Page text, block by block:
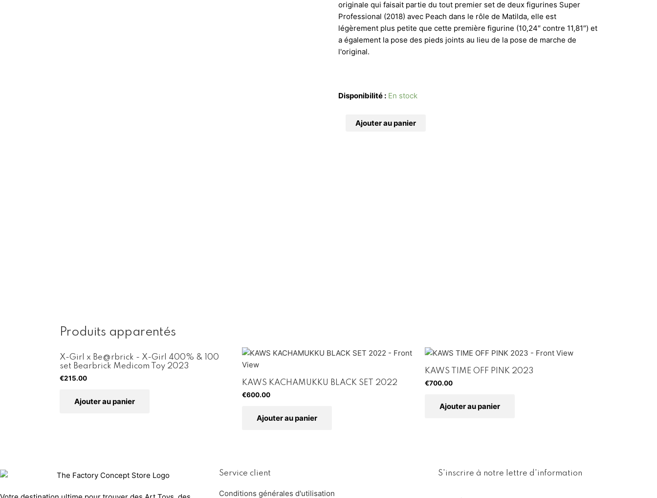
originale qui faisait partie du tout premier set de deux figurines Super
Professional (2018) avec Peach dans le rôle de Matilda, elle est
légèrement plus petite que cette première figurine (10,24″ contre 11,81″) et
a également la pose des pieds joints au lieu de la pose de marche de
l'original.
Disponibilité : En stock
Ajouter au panier
Produits apparentés
X-Girl x Be@rbrick - X-Girl 400% & 100
set Bearbrick Medicom Toy 2023
€215.00
Ajouter au panier
KAWS KACHAMUKKU BLACK SET 2022
€600.00
Ajouter au panier
KAWS TIME OFF PINK 2023
€700.00
Ajouter au panier
Service client
Conditions générales d'utilisation
S'inscrire à notre lettre d'information